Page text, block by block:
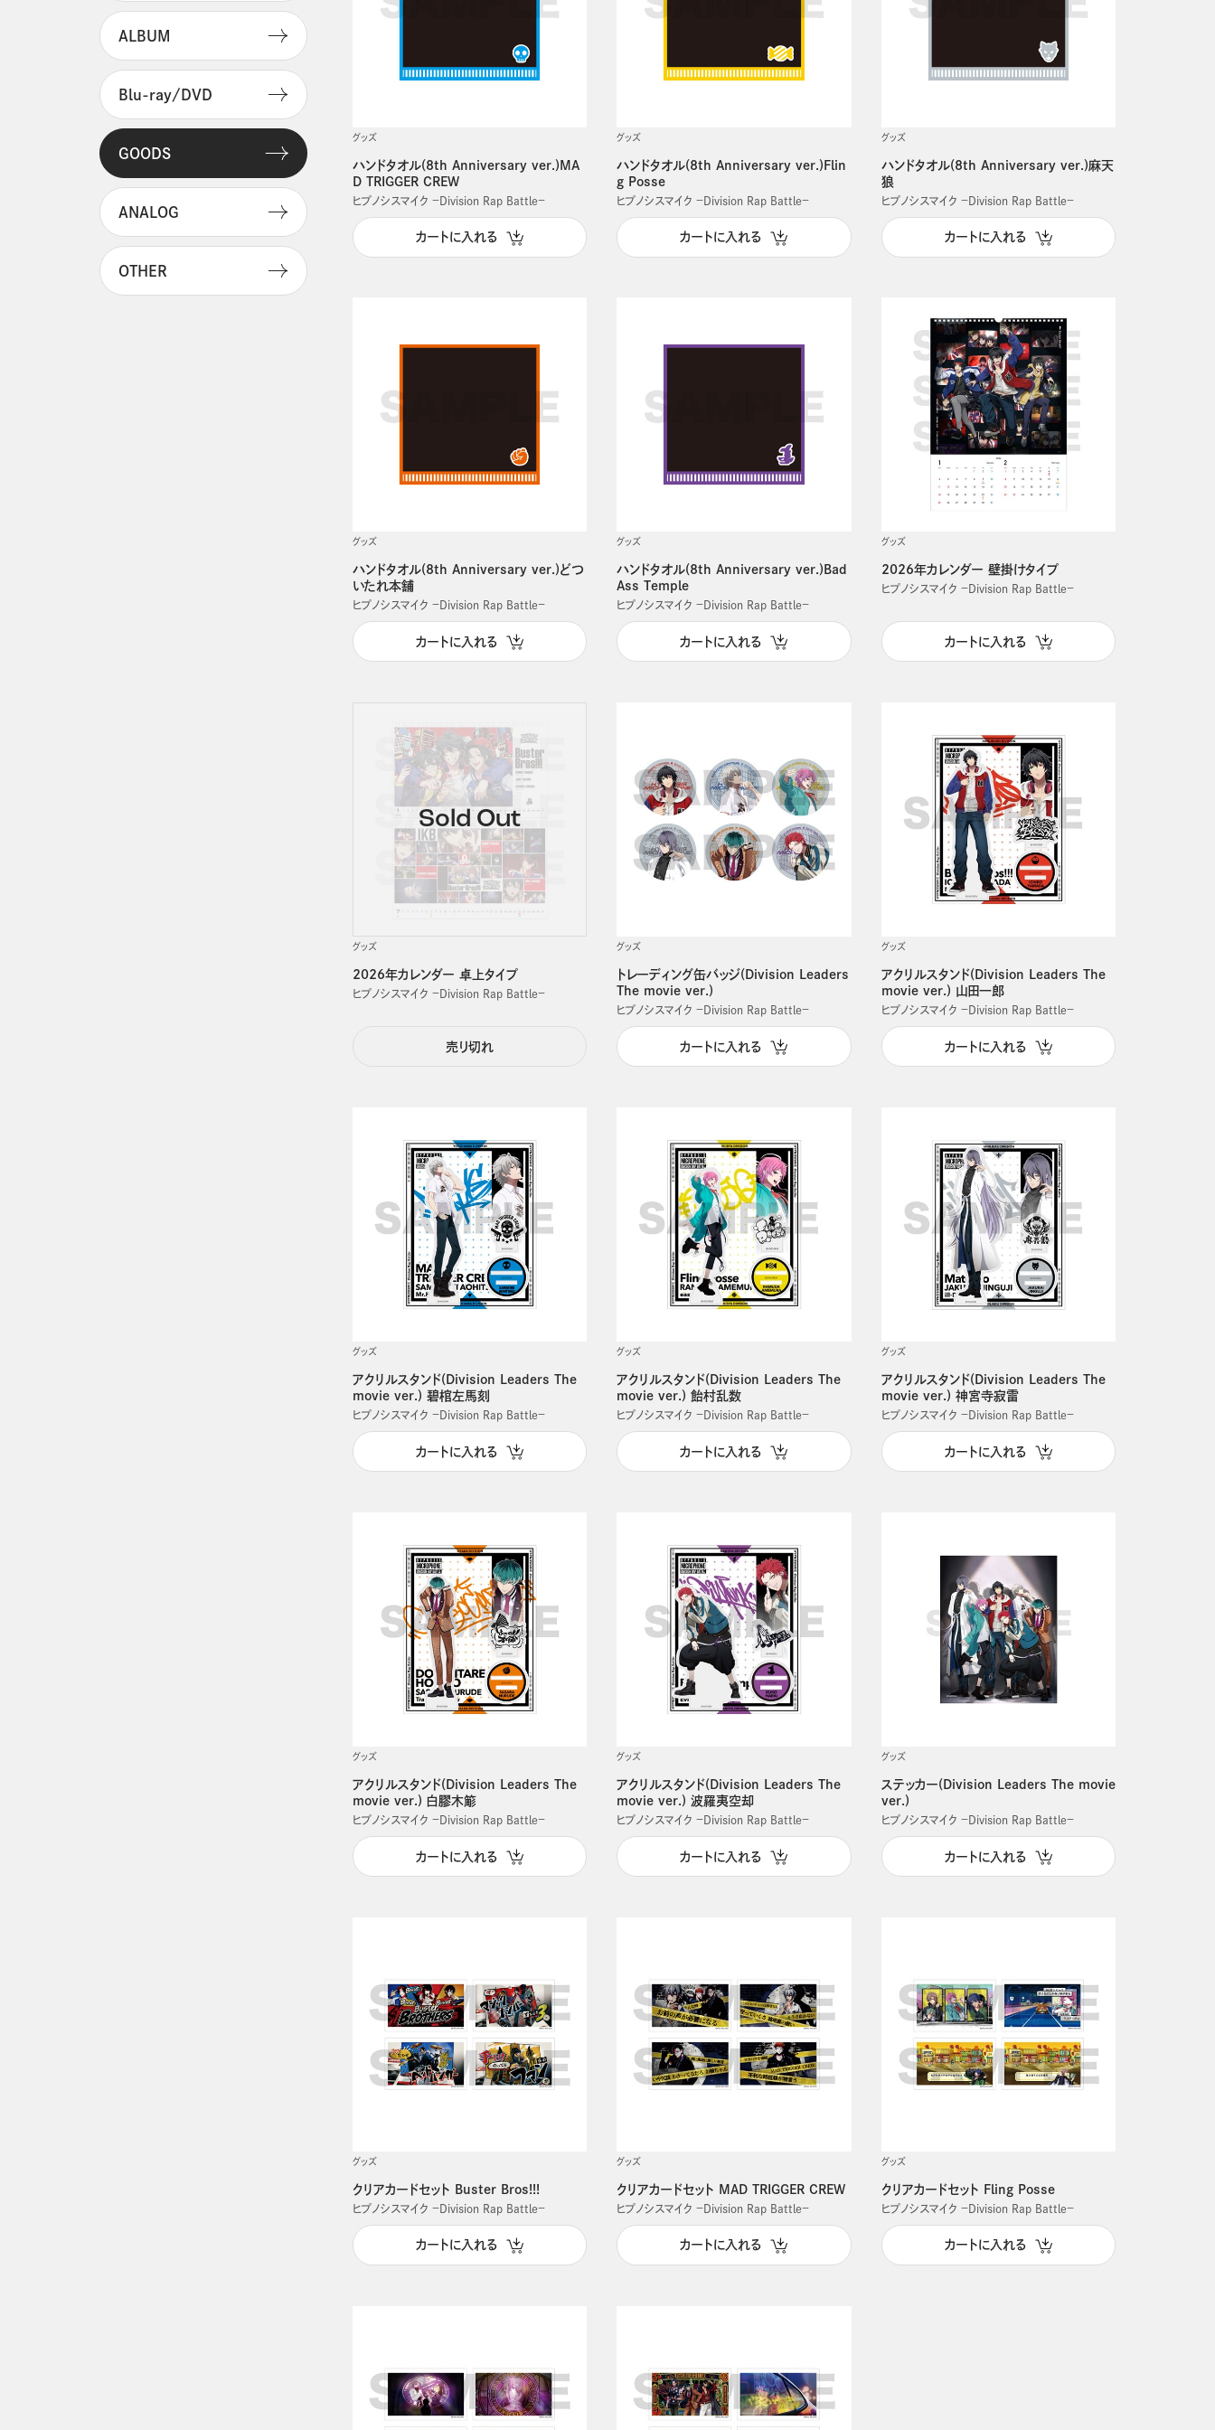
ALBUM
Blu-ray/DVD
GOODS
ANALOG
OTHER
グッズ
ハンドタオル(8th Anniversary ver.)MA
D TRIGGER CREW
ヒプノシスマイク －Division Rap Battle－
カートに入れる
グッズ
ハンドタオル(8th Anniversary ver.)Flin
g Posse
ヒプノシスマイク －Division Rap Battle－
カートに入れる
グッズ
ハンドタオル(8th Anniversary ver.)麻天
狼
ヒプノシスマイク －Division Rap Battle－
カートに入れる
グッズ
ハンドタオル(8th Anniversary ver.)どつ
いたれ本舗
ヒプノシスマイク －Division Rap Battle－
カートに入れる
グッズ
ハンドタオル(8th Anniversary ver.)Bad
Ass Temple
ヒプノシスマイク －Division Rap Battle－
カートに入れる
グッズ
2026年カレンダー 壁掛けタイプ
ヒプノシスマイク －Division Rap Battle－
カートに入れる
グッズ
2026年カレンダー 卓上タイプ
ヒプノシスマイク －Division Rap Battle－
売り切れ
グッズ
トレーディング缶バッジ(Division Leaders
The movie ver.)
ヒプノシスマイク －Division Rap Battle－
カートに入れる
グッズ
アクリルスタンド(Division Leaders The
movie ver.) 山田一郎
ヒプノシスマイク －Division Rap Battle－
カートに入れる
グッズ
アクリルスタンド(Division Leaders The
movie ver.) 碧棺左馬刻
ヒプノシスマイク －Division Rap Battle－
カートに入れる
グッズ
アクリルスタンド(Division Leaders The
movie ver.) 飴村乱数
ヒプノシスマイク －Division Rap Battle－
カートに入れる
グッズ
アクリルスタンド(Division Leaders The
movie ver.) 神宮寺寂雷
ヒプノシスマイク －Division Rap Battle－
カートに入れる
グッズ
アクリルスタンド(Division Leaders The
movie ver.) 白膠木簓
ヒプノシスマイク －Division Rap Battle－
カートに入れる
グッズ
アクリルスタンド(Division Leaders The
movie ver.) 波羅夷空却
ヒプノシスマイク －Division Rap Battle－
カートに入れる
グッズ
ステッカー(Division Leaders The movie
ver.)
ヒプノシスマイク －Division Rap Battle－
カートに入れる
グッズ
クリアカードセット Buster Bros!!!
ヒプノシスマイク －Division Rap Battle－
カートに入れる
グッズ
クリアカードセット MAD TRIGGER CREW
ヒプノシスマイク －Division Rap Battle－
カートに入れる
グッズ
クリアカードセット Fling Posse
ヒプノシスマイク －Division Rap Battle－
カートに入れる